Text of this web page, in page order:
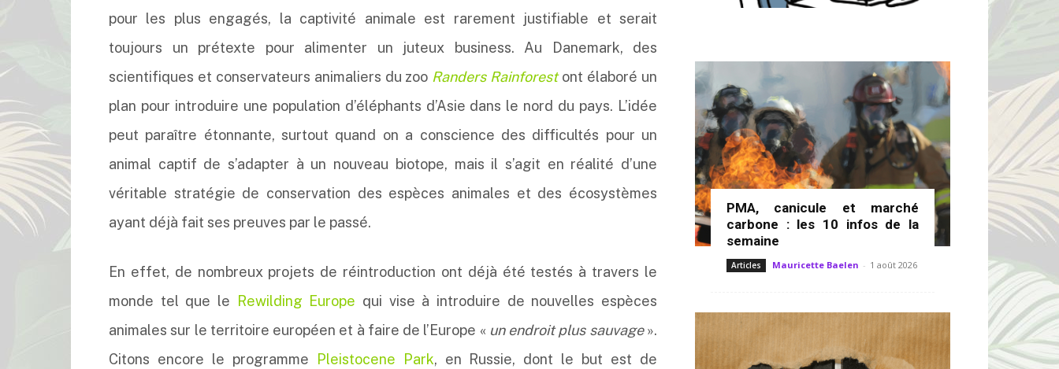
pour les plus engagés, la captivité animale est rarement justifiable et serait
toujours un prétexte pour alimenter un juteux business. Au Danemark, des
scientifiques et conservateurs animaliers du zoo Randers Rainforestont élaboré un
plan pour introduire une population d’éléphants d’Asie dans le nord du pays. L’idée
peut paraître étonnante, surtout quand on a conscience des difficultés pour un
animal captif de s’adapter à un nouveau biotope, mais il s’agit en réalité d’une
véritable stratégie de conservation des espèces animales et des écosystèmes
ayant déjà fait ses preuves par le passé.
En effet, de nombreux projets de réintroduction ont déjà été testés à travers le
monde tel que le
Rewilding Europe qui vise à introduire de nouvelles espèces
animales sur le territoire européen et à faire de l’Europe « un endroit plus sauvage».
Citons encore le programme
Pleistocene Park, en Russie, dont le but est de
PMA, canicule et marché
carbone : les 10 infos de la
semaine
Articles Mauricette Baelen - 1 août 2026